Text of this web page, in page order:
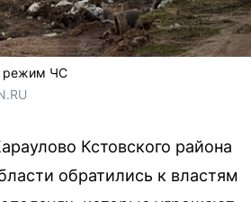
режим ЧС
Кстовского района
обратились к властям